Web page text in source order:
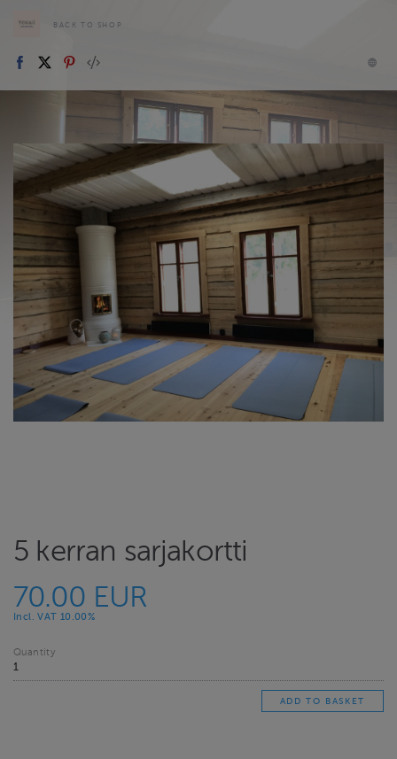
BACK TO SHOP
5 kerran sarjakortti
70.00 EUR
Incl. VAT 10.00%
Quantity